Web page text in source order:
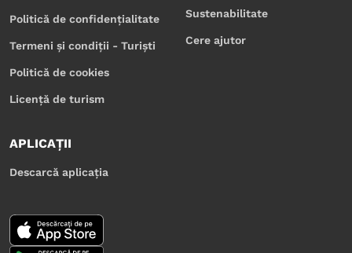
Politică de confidențialitate
Termeni și condiții - Turiști
Politică de cookies
Licență de turism
Sustenabilitate
Cere ajutor
APLICAȚII
Descarcă aplicația